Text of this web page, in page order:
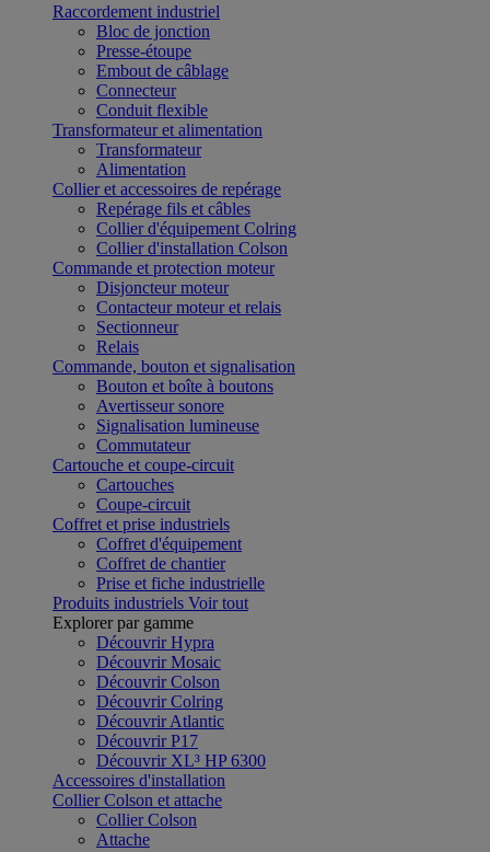
Raccordement industriel
Bloc de jonction
Presse-étoupe
Embout de câblage
Connecteur
Conduit flexible
Transformateur et alimentation
Transformateur
Alimentation
Collier et accessoires de repérage
Repérage fils et câbles
Collier d'équipement Colring
Collier d'installation Colson
Commande et protection moteur
Disjoncteur moteur
Contacteur moteur et relais
Sectionneur
Relais
Commande, bouton et signalisation
Bouton et boîte à boutons
Avertisseur sonore
Signalisation lumineuse
Commutateur
Cartouche et coupe-circuit
Cartouches
Coupe-circuit
Coffret et prise industriels
Coffret d'équipement
Coffret de chantier
Prise et fiche industrielle
Produits industriels Voir tout
Explorer par gamme
Découvrir Hypra
Découvrir Mosaic
Découvrir Colson
Découvrir Colring
Découvrir Atlantic
Découvrir P17
Découvrir XL³ HP 6300
Accessoires d'installation
Collier Colson et attache
Collier Colson
Attache